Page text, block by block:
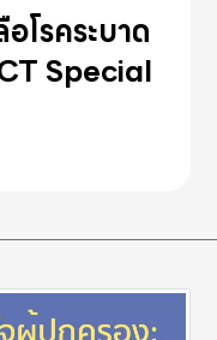
โรคระบาด
Special